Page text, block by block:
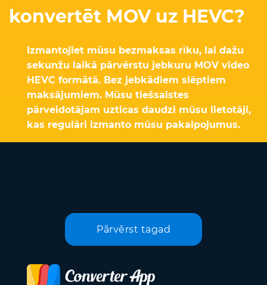
konvertēt MOV uz HEVC?
Izmantojiet mūsu bezmaksas rīku, lai dažu
sekunžu laikā pārvērstu jebkuru MOV video
HEVC formātā. Bez jebkādiem slēptiem
maksājumiem. Mūsu tiešsaistes
pārveidotājam uzticas daudzi mūsu lietotāji,
kas regulāri izmanto mūsu pakalpojumus.
Pārvērst tagad